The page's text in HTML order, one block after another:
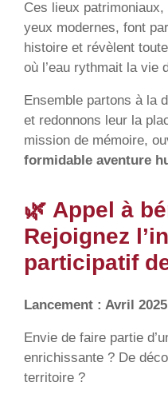
Ces lieux
yeux modernes, font
histoire et révèlent
où l’eau rythmait la vie
Ensemble partons à la
et redonnons leur la
mission de mémoire,
formidable aventure
🌿 Appel à
Rejoignez
participatif
Lancement : Avril 2025
Envie de faire partie
enrichissante ? De
territoire ?